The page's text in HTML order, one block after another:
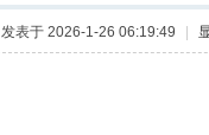
发表于 2026-1-26 06:19:49